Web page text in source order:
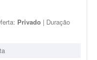
Privado | Duração